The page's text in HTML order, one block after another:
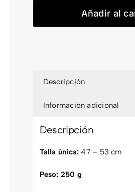
Añadir al
Descripción
Información adicional
Descripción
Talla única:47 – 53 cm
Peso: 250 g